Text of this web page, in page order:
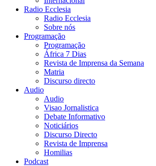
Radio Ecclesia
Radio Ecclesia
Sobre nós
Programação
Programação
África 7 Dias
Revista de Imprensa da Semana
Matria
Discurso directo
Audio
Audio
Visao Jornalistica
Debate Informativo
Noticiários
Discurso Directo
Revista de Imprensa
Homilias
Podcast